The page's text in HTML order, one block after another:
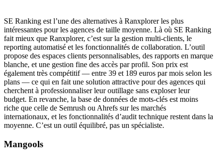
SE Ranking est l’une des alternatives à Ranxplorer les plus
intéressantes pour les agences de taille moyenne. Là où SE Ranking
fait mieux que Ranxplorer, c’est sur la gestion multi-clients, le
reporting automatisé et les fonctionnalités de collaboration. L’outil
propose des espaces clients personnalisables, des rapports en marque
blanche, et une gestion fine des accès par profil. Son prix est
également très compétitif — entre 39 et 189 euros par mois selon les
plans — ce qui en fait une solution attractive pour des agences qui
cherchent à professionnaliser leur outillage sans exploser leur
budget. En revanche, la base de données de mots-clés est moins
riche que celle de Semrush ou Ahrefs sur les marchés
internationaux, et les fonctionnalités d’audit technique restent dans la
moyenne. C’est un outil équilibré, pas un spécialiste.
Mangools